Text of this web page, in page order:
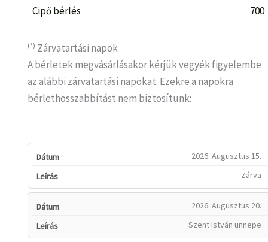
Cipő bérlés
700
(*) Zárvatartási napok
A bérletek megvásárlásakor kérjük vegyék figyelembe
az alábbi zárvatartási napokat. Ezekre a napokra
bérlethosszabbítást nem biztosítunk:
2026. Augusztus 15.
Zárva
2026. Augusztus 20.
Szent István ünnepe